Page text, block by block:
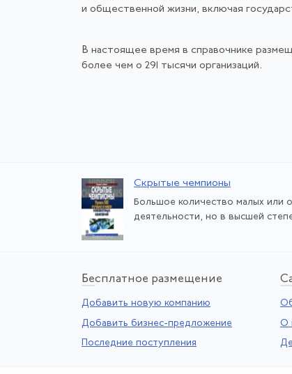
и общественной жизни, включая
В настоящее время в справочнике
более чем о 291 тысячи организаций.
Скрытые чемпионы
Большое количество малых или
деятельности, но в высшей
Бесплатное размещение
Добавить новую компанию
Добавить бизнес-предложение
Последние поступления
О